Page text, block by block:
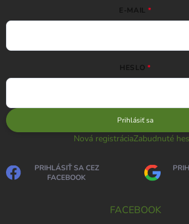
E-MAIL
HESLO
Prihlásiť sa
Nová registráciaZabudnuté
PRIHLÁSIŤ SA CEZ
FACEBOOK
FACEBOOK